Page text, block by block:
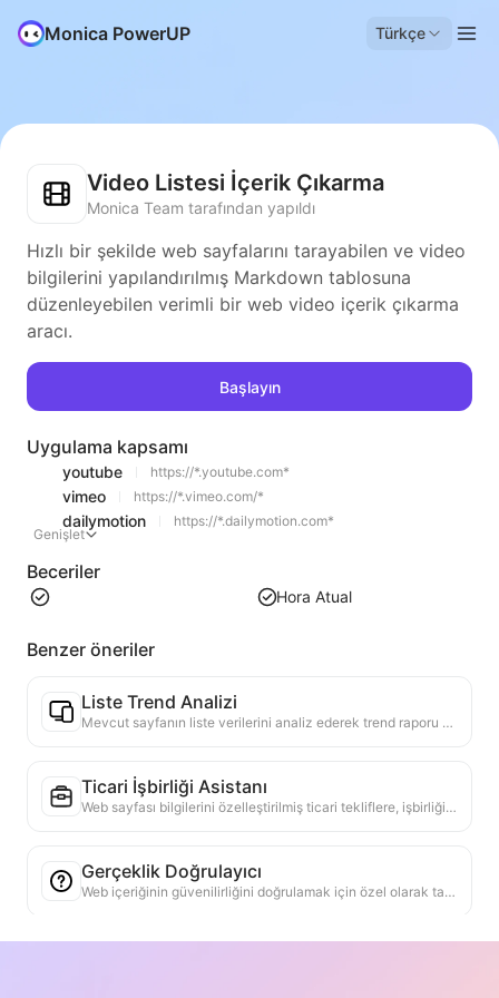
Monica PowerUP Türkçe
Video Listesi İçerik Çıkarma
Monica Team tarafından yapıldı
Hızlı bir şekilde web sayfalarını tarayabilen ve video
bilgilerini yapılandırılmış Markdown tablosuna
düzenleyebilen verimli bir web video içerik çıkarma
aracı.
Başlayın
Uygulama kapsamı
youtube https://*.youtube.com*
vimeo https://*.vimeo.com/*
dailymotion
https://*.dailymotion.com*
Genişlet
Beceriler
Hora Atual
Benzer öneriler
Liste Trend Analizi
Mevcut sayfanın liste verilerini analiz ederek trend raporu oluşturun. Popüler kategorileri, hızla yükselen ürün türlerini ve yeni teknolojileri tanımlayın. En son ürün trendlerini ve pazar hareketlerini anlamanıza yardımcı olacak anlık pazar içgörüleri sağlayın.
Ticari İşbirliği Asistanı
Web sayfası bilgilerini özelleştirilmiş ticari tekliflere, işbirliği özel mesajlarına dönüştürmek, hazır şablonlar ve takip kılavuzları sağlamak, işbirliği süreçlerini basitleştirmek.
Gerçeklik Doğrulayıcı
Web içeriğinin güvenilirliğini doğrulamak için özel olarak tasarlanmış verimli bir araç. Anahtar beyanları ve verileri otomatik olarak tanır ve güvenilir dış kaynaklarla çapraz kontrol eder. Önemli ifadelerin güvenilirlik derecesini değerlendirir, doğrulama sonuçlarını ve gerçek kaynak bağlantılarını sağlar. Bilgi okuryazarlığını artırmaya ve yanlış bilgilerin yayılmasını önlemeye yardımcı olur.